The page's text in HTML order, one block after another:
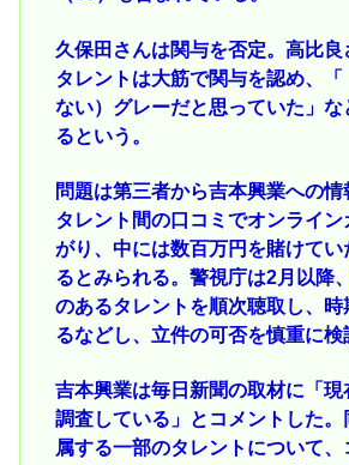
久保田さんは関与を否定。高比
タレントは大筋で関与を認め、「
ない）グレーだと思っていた」
るという。
問題は第三者から吉本興業への情
タレント間の口コミでオンライ
がり、中には数百万円を賭けて
るとみられる。警視庁は2月以降
のあるタレントを順次聴取し、
るなどし、立件の可否を慎重に検
吉本興業は毎日新聞の取材に「
調査している」とコメントした。
属する一部のタレントについて